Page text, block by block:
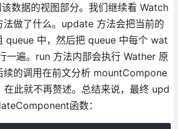
数据的视图部分。我们继续看 Watch
做了什么。update 方法会把当前的
queue 中，然后把 queue 中每个 wat
一遍。run 方法内部会执行 Wather 原
续的调用在前文分析 mountCompone
在此就不再赘述。总结来说，最终 upd
函数：